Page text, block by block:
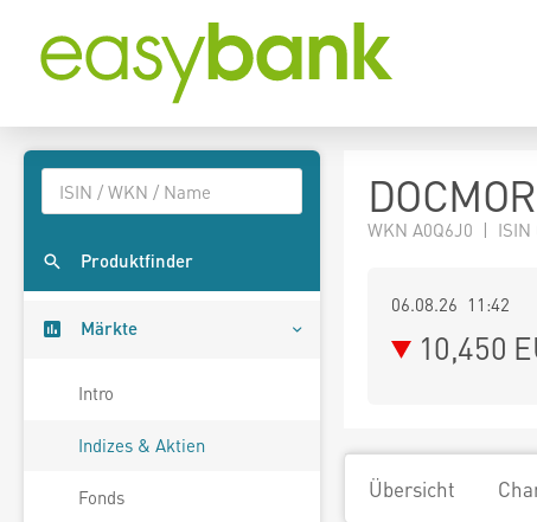
Produktfinder
Märkte
Intro
Indizes & Aktien
Fonds
WKN A0Q6J0 |
06.08.26 11:42
10,450
Übersicht